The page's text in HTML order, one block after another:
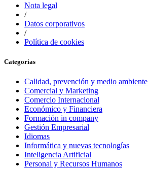
Nota legal
/
Datos corporativos
/
Política de cookies
Categorias
Calidad, prevención y medio ambiente
Comercial y Marketing
Comercio Internacional
Económico y Financiera
Formación in company
Gestión Empresarial
Idiomas
Informática y nuevas tecnologías
Inteligencia Artificial
Personal y Recursos Humanos